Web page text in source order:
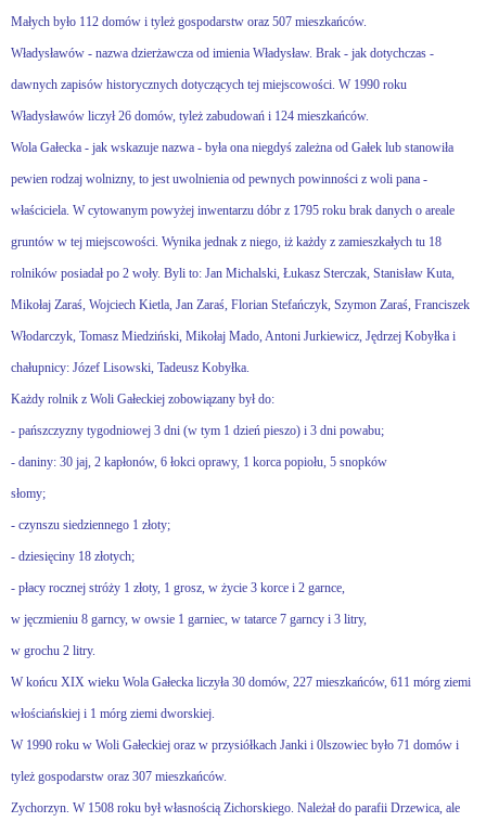
Małych było 112 domów i tyleż gospodarstw oraz 507 mieszkańców.
Władysławów - nazwa dzierżawcza od imienia Władysław. Brak - jak dotychczas -
dawnych zapisów historycznych dotyczących tej miejscowości. W 1990 roku
Władysławów liczył 26 domów, tyleż zabudowań i 124 mieszkańców.
Wola Gałecka - jak wskazuje nazwa - była ona niegdyś zależna od Gałek lub stanowiła
pewien rodzaj wolnizny, to jest uwolnienia od pewnych powinności z woli pana -
właściciela. W cytowanym powyżej inwentarzu dóbr z 1795 roku brak danych o areale
gruntów w tej miejscowości. Wynika jednak z niego, iż każdy z zamieszkałych tu 18
rolników posiadał po 2 woły. Byli to: Jan Michalski, Łukasz Sterczak, Stanisław Kuta,
Mikołaj Zaraś, Wojciech Kietla, Jan Zaraś, Florian Stefańczyk, Szymon Zaraś, Franciszek
Włodarczyk, Tomasz Miedziński, Mikołaj Mado, Antoni Jurkiewicz, Jędrzej Kobyłka i
chałupnicy: Józef Lisowski, Tadeusz Kobyłka.
Każdy rolnik z Woli Gałeckiej zobowiązany był do:
- pańszczyzny tygodniowej 3 dni (w tym 1 dzień pieszo) i 3 dni powabu;
- daniny: 30 jaj, 2 kapłonów, 6 łokci oprawy, 1 korca popiołu, 5 snopków
słomy;
- czynszu siedziennego 1 złoty;
- dziesięciny 18 złotych;
- płacy rocznej stróży 1 złoty, 1 grosz, w życie 3 korce i 2 garnce,
w jęczmieniu 8 garncy, w owsie 1 garniec, w tatarce 7 garncy i 3 litry,
w grochu 2 litry.
W końcu XIX wieku Wola Gałecka liczyła 30 domów, 227 mieszkańców, 611 mórg ziemi
włościańskiej i 1 mórg ziemi dworskiej.
W 1990 roku w Woli Gałeckiej oraz w przysiółkach Janki i 0lszowiec było 71 domów i
tyleż gospodarstw oraz 307 mieszkańców.
Zychorzyn. W 1508 roku był własnością Zichorskiego. Należał do parafii Drzewica, ale